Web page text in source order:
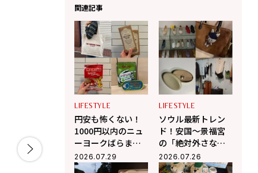
関連記事
LIFESTYLE
円安も怖くない！
1000円以内のニュ
ーヨークばらまき
土産6選【センス抜
群】
2026.07.29
LIFESTYLE
ソウル最新トレン
ド！安国〜景福宮
の「絶対外さな
い」お洒落ショッ
プ巡り【韓国旅】
2026.07.26